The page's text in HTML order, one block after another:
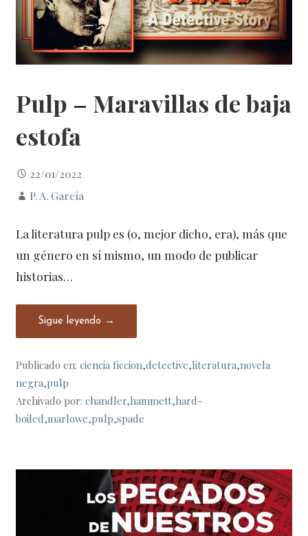
Pulp – Maravillas de baja
estofa
22/01/2022
P. A. García
La literatura pulp es (o, mejor dicho, era), más que
un género en sí mismo, un modo de publicar
historias…
Sigue leyendo →
Publicado en:ciencia ficcion,detective,literatura,novela
negra,pulp
Archivado por:chandler,hammett,hard-
boiled,marlowe,pulp,spade